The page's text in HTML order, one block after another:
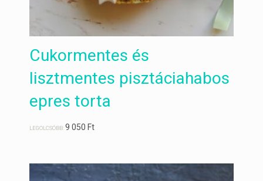
Cukormentes és
lisztmentes pisztáciahabos
epres torta
LEGOLCSÓBB:9 050Ft